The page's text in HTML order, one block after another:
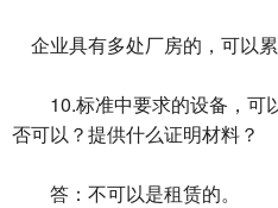
企业具有多处厂房的，可以累
10.标准中要求的设备，可
否可以？提供什么证明材料？
答：不可以是租赁的。